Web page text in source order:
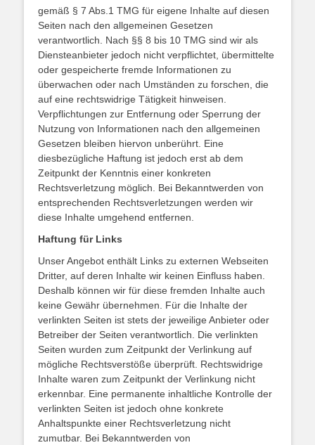
gemäß § 7 Abs.1 TMG für eigene Inhalte auf diesen
Seiten nach den allgemeinen Gesetzen
verantwortlich. Nach §§ 8 bis 10 TMG sind wir als
Diensteanbieter jedoch nicht verpflichtet, übermittelte
oder gespeicherte fremde Informationen zu
überwachen oder nach Umständen zu forschen, die
auf eine rechtswidrige Tätigkeit hinweisen.
Verpflichtungen zur Entfernung oder Sperrung der
Nutzung von Informationen nach den allgemeinen
Gesetzen bleiben hiervon unberührt. Eine
diesbezügliche Haftung ist jedoch erst ab dem
Zeitpunkt der Kenntnis einer konkreten
Rechtsverletzung möglich. Bei Bekanntwerden von
entsprechenden Rechtsverletzungen werden wir
diese Inhalte umgehend entfernen.
Haftung für Links
Unser Angebot enthält Links zu externen Webseiten
Dritter, auf deren Inhalte wir keinen Einfluss haben.
Deshalb können wir für diese fremden Inhalte auch
keine Gewähr übernehmen. Für die Inhalte der
verlinkten Seiten ist stets der jeweilige Anbieter oder
Betreiber der Seiten verantwortlich. Die verlinkten
Seiten wurden zum Zeitpunkt der Verlinkung auf
mögliche Rechtsverstöße überprüft. Rechtswidrige
Inhalte waren zum Zeitpunkt der Verlinkung nicht
erkennbar. Eine permanente inhaltliche Kontrolle der
verlinkten Seiten ist jedoch ohne konkrete
Anhaltspunkte einer Rechtsverletzung nicht
zumutbar. Bei Bekanntwerden von